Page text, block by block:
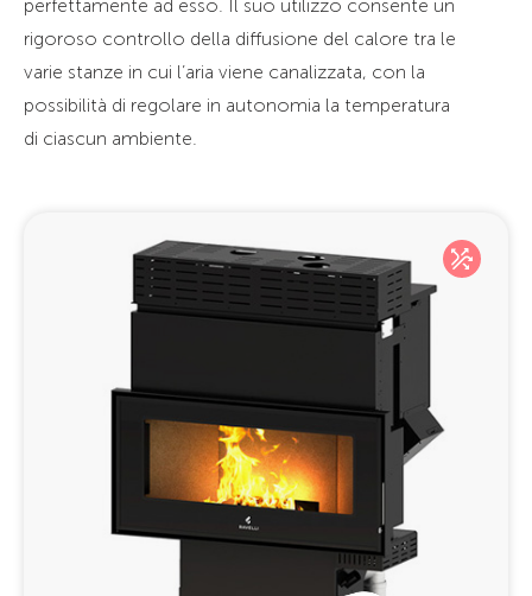
perfettamente ad esso. Il suo utilizzo consente un
rigoroso controllo della diffusione del calore tra le
varie stanze in cui l’aria viene canalizzata, con la
possibilità di regolare in autonomia la temperatura
di ciascun ambiente.